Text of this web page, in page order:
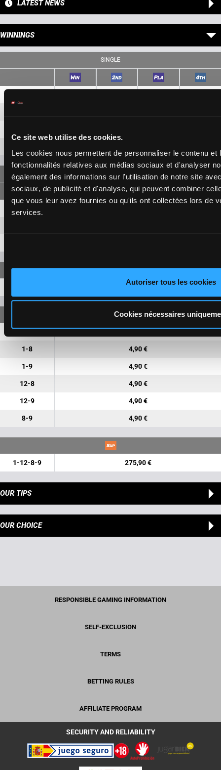
Ce site web utilise des cookies.
Les cookies nous permettent de personnaliser le contenu
fonctionnalités relatives aux médias sociaux et d'analyser
également des informations sur l'utilisation de notre site
sociaux, de publicité et d'analyse, qui peuvent combiner
que vous leur avez fournies ou qu'ils ont collectées lors de
services.
Autoriser tous les cookies
Cookies nécessaires
LATEST NEWS
WINNINGS
SINGLE
FORECAST
1-12
76,60 €
1-12 4,90 €
1-8 4,90 €
1-9 4,90 €
12-8 4,90 €
12-9 4,90 €
8-9 4,90 €
1-12-8-9 275,90 €
OUR TIPS
OUR CHOICE
RESPONSIBLE GAMING INFORMATION
SELF-EXCLUSION
TERMS
BETTING RULES
AFFILIATE PROGRAM
SECURITY AND RELIABILITY